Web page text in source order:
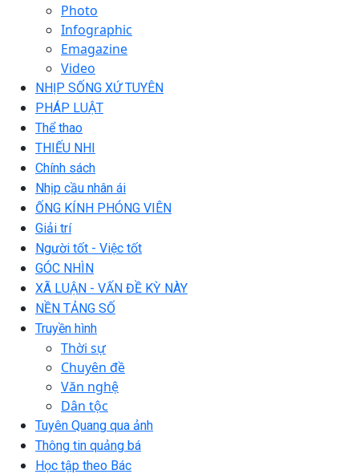
Photo
Infographic
Emagazine
Video
NHỊP SỐNG XỨ TUYÊN
PHÁP LUẬT
Thể thao
THIẾU NHI
Chính sách
Nhịp cầu nhân ái
ỐNG KÍNH PHÓNG VIÊN
Giải trí
Người tốt - Việc tốt
GÓC NHÌN
XÃ LUẬN - VẤN ĐỀ KỲ NÀY
NỀN TẢNG SỐ
Truyền hình
Thời sự
Chuyên đề
Văn nghệ
Dân tộc
Tuyên Quang qua ảnh
Thông tin quảng bá
Học tập theo Bác